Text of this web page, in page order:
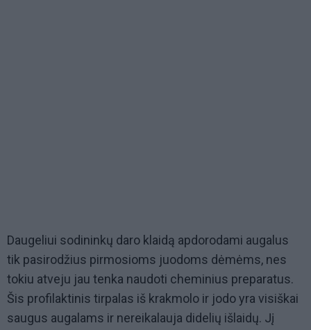
Daugeliui sodininkų daro klaidą apdorodami augalus
tik pasirodžius pirmosioms juodoms dėmėms, nes
tokiu atveju jau tenka naudoti cheminius preparatus.
Šis profilaktinis tirpalas iš krakmolo ir jodo yra visiškai
saugus augalams ir nereikalauja didelių išlaidų. Jį